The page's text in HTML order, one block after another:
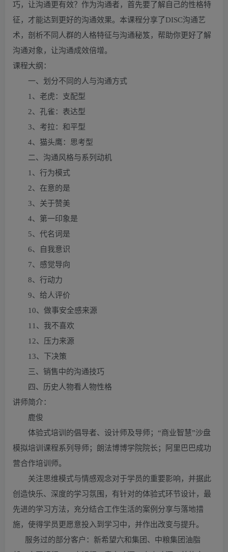
巧，让沟通更有效？作为沟通者，首先要了解自己的性格特
征，才能达到更好的沟通效果。本课程分享了DISC沟通艺
术，剖析不同人群的人格特征与沟通秘笈，帮助你更好了解
沟通对象，让沟通成效倍增。
课程大纲：
一、划分不同的人与沟通方式
1、老虎：支配型
2、孔雀：表达型
3、考拉：和平型
4、猫头鹰：思考型
二、沟通风格与系列动机
1、行为模式
2、在意的是
3、关于赞美
4、第一印象是
5、代名词是
6、自我意识
7、感觉导向
8、行动力
9、给人评价
10、做事安全感来源
11、我不喜欢
12、压力来源
13、下决策
三、销售中的沟通技巧
四、历史人物看人物性格
讲师简介：
鹿俊
体验式培训的倡导者、设计师及导师；“商业智慧”沙盘
模拟培训课程系列导师；朗法博博学院院长；阿里巴巴成功
营合作培训师。
关注思维模式与情感观念对于学员的重要影响，并据此
创造快乐、深度的学习氛围，有针对的体验式环节设计，最
先进的学习方法，充分结合工作生活的案例分享与落地措
施，使得学员更愿意投入到学习中，并作出改变与提升。
服务过的部分客户：新希望六和集团、中粮集团油脂